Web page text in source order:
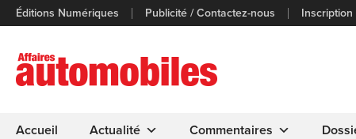
Éditions Numériques Publicité / Contactez-nous Inscription
Accueil Actualité Commentaires